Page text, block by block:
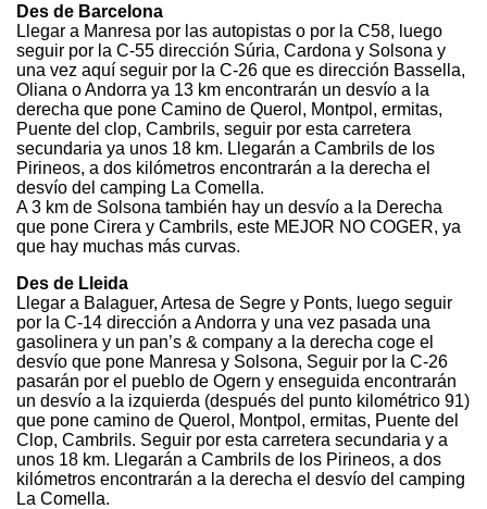
Des de Barcelona
Llegar a Manresa por las autopistas o por la C58, luego
seguir por la C-55 dirección Súria, Cardona y Solsona y
una vez aquí seguir por la C-26 que es dirección Bassella,
Oliana o Andorra ya 13 km encontrarán un desvío a la
derecha que pone Camino de Querol, Montpol, ermitas,
Puente del clop, Cambrils, seguir por esta carretera
secundaria ya unos 18 km. Llegarán a Cambrils de los
Pirineos, a dos kilómetros encontrarán a la derecha el
desvío del camping La Comella.
A 3 km de Solsona también hay un desvío a la Derecha
que pone Cirera y Cambrils, este MEJOR NO COGER, ya
que hay muchas más curvas.
Des de Lleida
Llegar a Balaguer, Artesa de Segre y Ponts, luego seguir
por la C-14 dirección a Andorra y una vez pasada una
gasolinera y un pan’s & company a la derecha coge el
desvío que pone Manresa y Solsona, Seguir por la C-26
pasarán por el pueblo de Ogern y enseguida encontrarán
un desvío a la izquierda (después del punto kilométrico 91)
que pone camino de Querol, Montpol, ermitas, Puente del
Clop, Cambrils. Seguir por esta carretera secundaria y a
unos 18 km. Llegarán a Cambrils de los Pirineos, a dos
kilómetros encontrarán a la derecha el desvío del camping
La Comella.